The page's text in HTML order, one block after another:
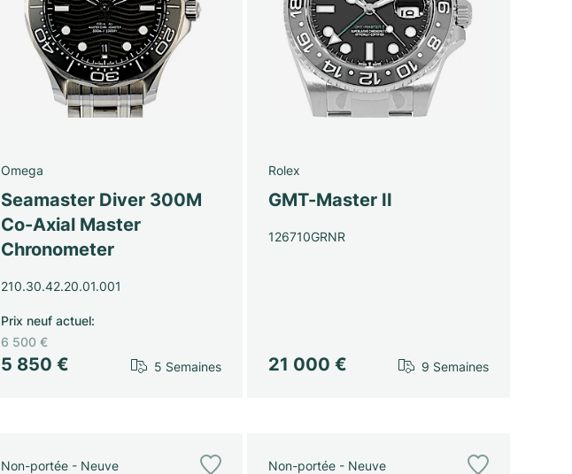
Omega
Seamaster Diver 300M
Co-Axial Master
Chronometer
210.30.42.20.01.001
5 850 €
Prix neuf actuel:
6 500 €
5 Semaines
Rolex
GMT-Master II
126710GRNR
21 000 € 9 Semaines
Non-portée - Neuve Non-portée - Neuve